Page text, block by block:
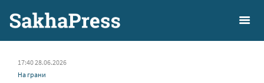
17:40 28.06.2026
На грани